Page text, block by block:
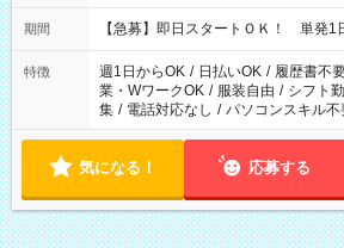
・13：00～22：00 ・22：00～翌6：
期間 【急募】即日スタートＯＫ！ 単発1
特徴 週1日からOK / 日払いOK / 履歴書不
業・WワークOK / 服装自由 / シフト
集 / 電話対応なし / パソコンスキル不
気になる！ 応募する